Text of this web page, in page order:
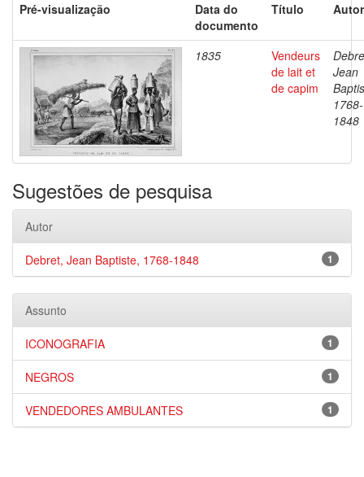
Pré-visualização
Data do
documento
Título
1835
Vendeurs
de lait et
de capim
Jean
1768-
1848
Sugestões de pesquisa
Autor
1
Debret, Jean Baptiste, 1768-1848
Assunto
1
ICONOGRAFIA
1
NEGROS
1
VENDEDORES AMBULANTES